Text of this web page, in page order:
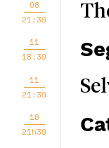
08
21:30
11
18:30
11
21:30
16
21h30